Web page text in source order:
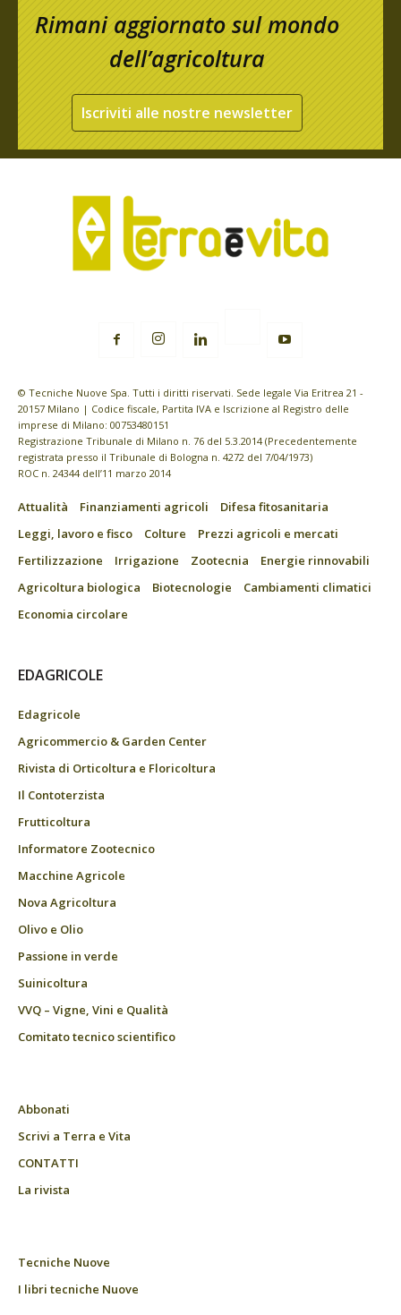
Rimani aggiornato sul mondo
dell’agricoltura
Iscriviti alle nostre newsletter
© Tecniche Nuove Spa. Tutti i diritti riservati. Sede legale Via Eritrea 21 -
20157 Milano | Codice fiscale, Partita IVA e Iscrizione al Registro delle
imprese di Milano: 00753480151
Registrazione Tribunale di Milano n. 76 del 5.3.2014 (Precedentemente
registrata presso il Tribunale di Bologna n. 4272 del 7/04/1973)
ROC n. 24344 dell’11 marzo 2014
Attualità Finanziamenti agricoli
Difesa fitosanitaria
Leggi, lavoro e fisco
Colture
Prezzi agricoli e mercati
Fertilizzazione
Irrigazione Zootecnia
Energie rinnovabili
Agricoltura biologica
Biotecnologie
Cambiamenti climatici
Economia circolare
EDAGRICOLE
Edagricole
Agricommercio & Garden Center
Rivista di Orticoltura e Floricoltura
Il Contoterzista
Frutticoltura
Informatore Zootecnico
Macchine Agricole
Nova Agricoltura
Olivo e Olio
Passione in verde
Suinicoltura
VVQ – Vigne, Vini e Qualità
Comitato tecnico scientifico
Abbonati
Scrivi a Terra e Vita
CONTATTI
La rivista
Tecniche Nuove
I libri tecniche Nuove